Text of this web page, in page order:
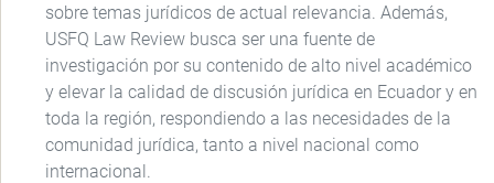
sobre temas jurídicos de actual relevancia. Además,
USFQ Law Review busca ser una fuente de
investigación por su contenido de alto nivel académico
y elevar la calidad de discusión jurídica en Ecuador y en
toda la región, respondiendo a las necesidades de la
comunidad jurídica, tanto a nivel nacional como
internacional.